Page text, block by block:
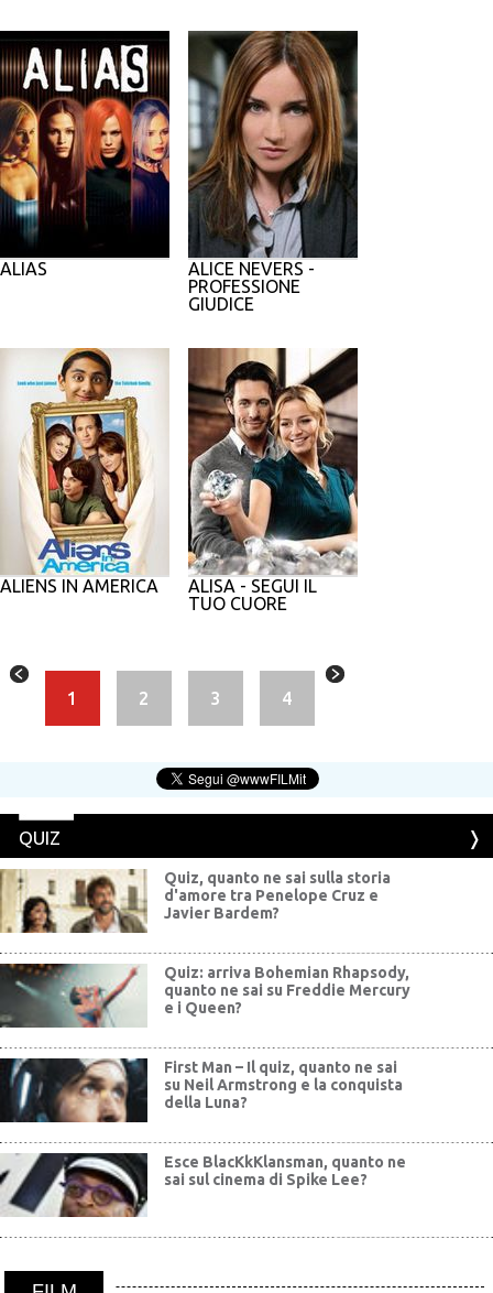
ALIAS
ALICE NEVERS -
PROFESSIONE
GIUDICE
ALIENS IN AMERICA
ALISA - SEGUI IL
TUO CUORE
1 2 3 4
QUIZ
Quiz, quanto ne sai sulla storia
d'amore tra Penelope Cruz e
Javier Bardem?
Quiz: arriva Bohemian Rhapsody,
quanto ne sai su Freddie Mercury
e i Queen?
First Man – Il quiz, quanto ne sai
su Neil Armstrong e la conquista
della Luna?
Esce BlacKkKlansman, quanto ne
sai sul cinema di Spike Lee?